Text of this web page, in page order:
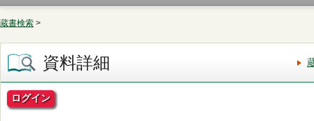
蔵書検索 >
資料詳細
ログイン